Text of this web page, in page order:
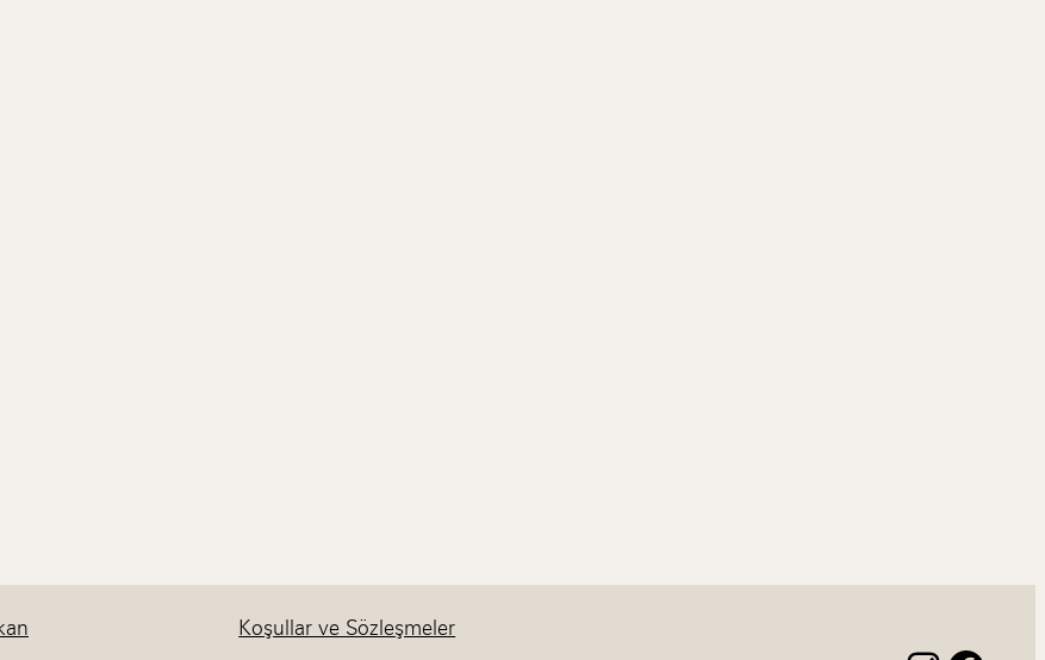
Koşullar ve Sözleşmeler